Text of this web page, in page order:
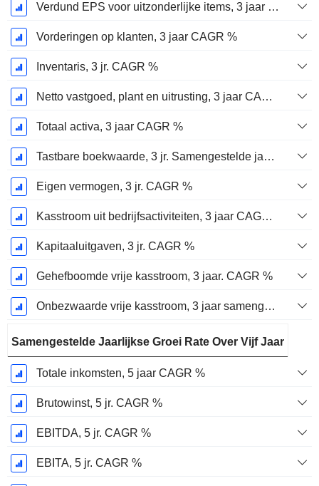
Verdund EPS voor uitzonderlijke items, 3 jaar CAGR %
Vorderingen op klanten, 3 jaar CAGR %
Inventaris, 3 jr. CAGR %
Netto vastgoed, plant en uitrusting, 3 jaar CAGR %
Totaal activa, 3 jaar CAGR %
Tastbare boekwaarde, 3 jr. Samengestelde jaarlijkse groeipercentage %
Eigen vermogen, 3 jr. CAGR %
Kasstroom uit bedrijfsactiviteiten, 3 jaar CAGR %
Kapitaaluitgaven, 3 jr. CAGR %
Gehefboomde vrije kasstroom, 3 jaar. CAGR %
Onbezwaarde vrije kasstroom, 3 jaar samengestelde jaarlijkse groeivoet %
Samengestelde Jaarlijkse Groei Rate Over Vijf Jaar
Totale inkomsten, 5 jaar CAGR %
Brutowinst, 5 jr. CAGR %
EBITDA, 5 jr. CAGR %
EBITA, 5 jr. CAGR %